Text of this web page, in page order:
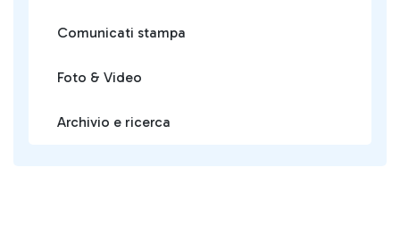
Comunicati stampa
Foto & Video
Archivio e ricerca